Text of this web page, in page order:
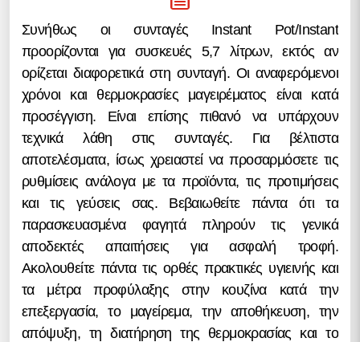
Συνήθως οι συνταγές Instant Pot/Instant
προορίζονται για συσκευές 5,7 λίτρων, εκτός αν
ορίζεται διαφορετικά στη συνταγή. Οι αναφερόμενοι
χρόνοι και θερμοκρασίες μαγειρέματος είναι κατά
προσέγγιση. Είναι επίσης πιθανό να υπάρχουν
τεχνικά λάθη στις συνταγές. Για βέλτιστα
αποτελέσματα, ίσως χρειαστεί να προσαρμόσετε τις
ρυθμίσεις ανάλογα με τα προϊόντα, τις προτιμήσεις
και τις γεύσεις σας. Βεβαιωθείτε πάντα ότι τα
παρασκευασμένα φαγητά πληρούν τις γενικά
αποδεκτές απαιτήσεις για ασφαλή τροφή.
Ακολουθείτε πάντα τις ορθές πρακτικές υγιεινής και
τα μέτρα προφύλαξης στην κουζίνα κατά την
επεξεργασία, το μαγείρεμα, την αποθήκευση, την
απόψυξη, τη διατήρηση της θερμοκρασίας και το